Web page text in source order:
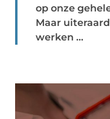
op onze
Maar
werken ...